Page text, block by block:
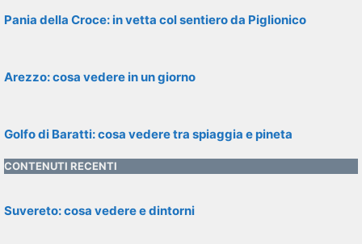
Pania della Croce: in vetta col sentiero da Piglionico
Arezzo: cosa vedere in un giorno
Golfo di Baratti: cosa vedere tra spiaggia e pineta
CONTENUTI RECENTI
Suvereto: cosa vedere e dintorni